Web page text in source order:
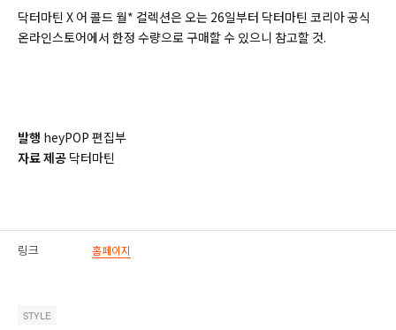
닥터마틴 X 어 콜드 월* 컬렉션은 오는 26일부터 닥터마틴 코리아 공식
온라인스토어에서 한정 수량으로 구매할 수 있으니 참고할 것.
발행 heyPOP 편집부
자료 제공 닥터마틴
링크 홈페이지
STYLE